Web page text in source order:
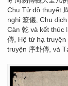
Chu Tử đồ thuyết
nghi 筮儀, Chu
Càn 乾 và kết thúc
傳, Hệ từ hạ
truyện 序卦傳, và